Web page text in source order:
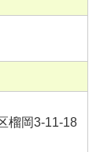
榴岡3-11-18